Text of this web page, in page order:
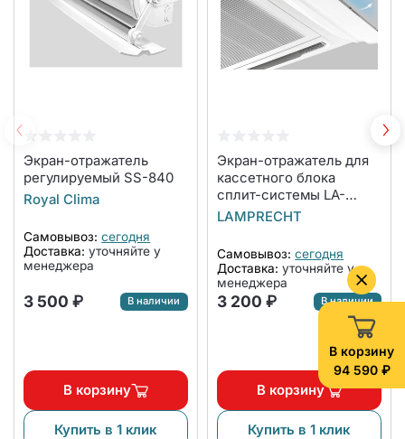
В корзину
94 590 ₽
Экран-отражатель
регулируемый SS-840
Royal Clima
Самовывоз: сегодня
Доставка: уточняйте у
менеджера
3 500 ₽ В наличии
В корзину
Купить в 1 клик
Экран-отражатель для
кассетного блока
сплит-системы LA-
NW600-CA
LAMPRECHT
Самовывоз: сегодня
Доставка: уточняйте у
менеджера
3 200 ₽ В наличии
В корзину
Купить в 1 клик